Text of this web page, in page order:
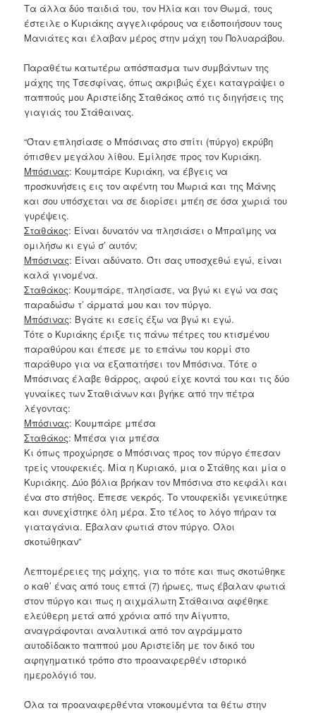
Τα άλλα δύο παιδιά του, τον Ηλία και τον Θωμά, τους
έστειλε ο Κυριάκης αγγελιφόρους να ειδοποιήσουν τους
Μανιάτες και έλαβαν μέρος στην μάχη του Πολυαράβου.
Παραθέτω κατωτέρω απόσπασμα των συμβάντων της
μάχης της Τσεσφίνας, όπως ακριβώς έχει καταγράψει ο
παππούς μου Αριστείδης Σταθάκος από τις διηγήσεις της
γιαγιάς του Στάθαινας.
“Όταν επλησίασε ο Μπόσινας στο σπίτι (πύργο) εκρύβη
όπισθεν μεγάλου λίθου. Εμίλησε προς τον Κυριάκη.
Μπόσινας: Κουμπάρε Κυριάκη, να έβγεις να
προσκυνήσεις εις τον αφέντη του Μωριά και της Μάνης
και σου υπόσχεται να σε διορίσει μπέη σε όσα χωριά του
γυρέψεις.
Σταθάκος: Είναι δυνατόν να πλησιάσει ο Μπραϊμης να
ομιλήσω κι εγώ σ’ αυτόν;
Μπόσινας: Είναι αδύνατο. Ότι σας υποσχεθώ εγώ, είναι
καλά γινομένα.
Σταθάκος: Κουμπάρε, πλησίασε, να βγώ κι εγώ να σας
παραδώσω τ’ άρματά μου και τον πύργο.
Μπόσινας: Βγάτε κι εσείς έξω να βγώ κι εγώ.
Τότε ο Κυριάκης έριξε τις πάνω πέτρες του κτισμένου
παραθύρου και έπεσε με το επάνω του κορμί στο
παράθυρο για να εξαπατήσει τον Μπόσινα. Τότε ο
Μπόσινας έλαβε θάρρος, αφού είχε κοντά του και τις δύο
γυναίκες των Σταθιάνων και βγήκε από την πέτρα
λέγοντας:
Μπόσινας: Κουμπάρε μπέσα
Σταθάκος: Μπέσα για μπέσα
Κι όπως προχώρησε ο Μπόσινας προς τον πύργο έπεσαν
τρείς ντουφεκιές. Μία η Κυριακό, μια ο Στάθης και μία ο
Κυριάκης. Δύο βόλια βρήκαν τον Μπόσινα στο κεφάλι και
ένα στο στήθος. Έπεσε νεκρός. Το ντουφεκίδι γενικεύτηκε
και συνεχίστηκε όλη μέρα. Στο τέλος το λόγο πήραν τα
γιαταγάνια. Έβαλαν φωτιά στον πύργο. Όλοι
σκοτώθηκαν”
Λεπτομέρειες της μάχης, για το πότε και πως σκοτώθηκε
ο καθ’ ένας από τους επτά (7) ήρωες, πως έβαλαν φωτιά
στον πύργο και πως η αιχμάλωτη Στάθαινα αφέθηκε
ελεύθερη μετά από χρόνια από την Αίγυπτο,
αναγράφονται αναλυτικά από τον αγράμματο
αυτοδίδακτο παππού μου Αριστείδη με τον δικό του
αφηγηματικό τρόπο στο προαναφερθέν ιστορικό
ημερολόγιό του.
Όλα τα προαναφερθέντα ντοκουμέντα τα θέτω στην